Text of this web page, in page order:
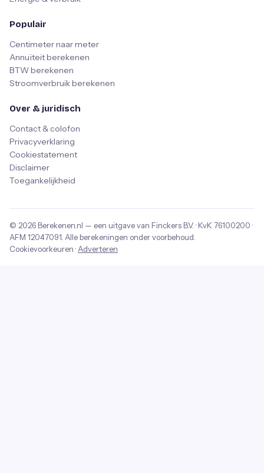
Populair
Centimeter naar meter
Annuïteit berekenen
BTW berekenen
Stroomverbruik berekenen
Over & juridisch
Contact & colofon
Privacyverklaring
Cookiestatement
Disclaimer
Toegankelijkheid
© 2026 Berekenen.nl — een uitgave van Finckers B.V. · KvK 76100200 ·
AFM 12047091. Alle berekeningen onder voorbehoud.
Cookievoorkeuren ·Adverteren